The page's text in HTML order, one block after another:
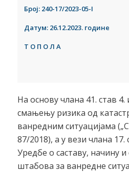
Број: 240-17/2023-05-I
Датум: 26.12.2023. године
Т О П О Л А
На основу члана 41. став
смањењу ризика од
ванредним ситуацијама
87/2018), а у вези члана 17.
Уредбе о саставу, начину
штабова за ванредне